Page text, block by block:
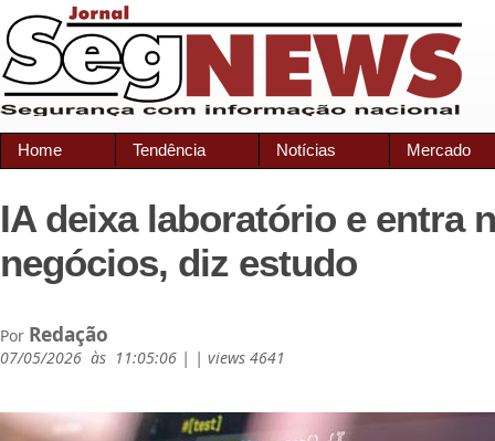
Home Tendência Notícias Mercado
IA deixa laboratório e entra
negócios, diz estudo
Por Redação
07/05/2026 às 11:05:06 | | views 4641